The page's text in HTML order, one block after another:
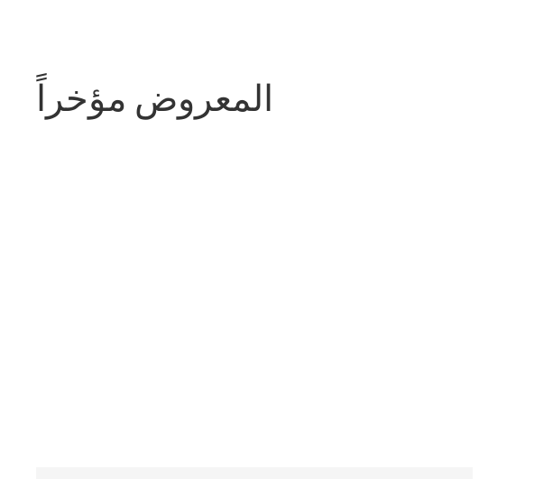
المعروض مؤخراً